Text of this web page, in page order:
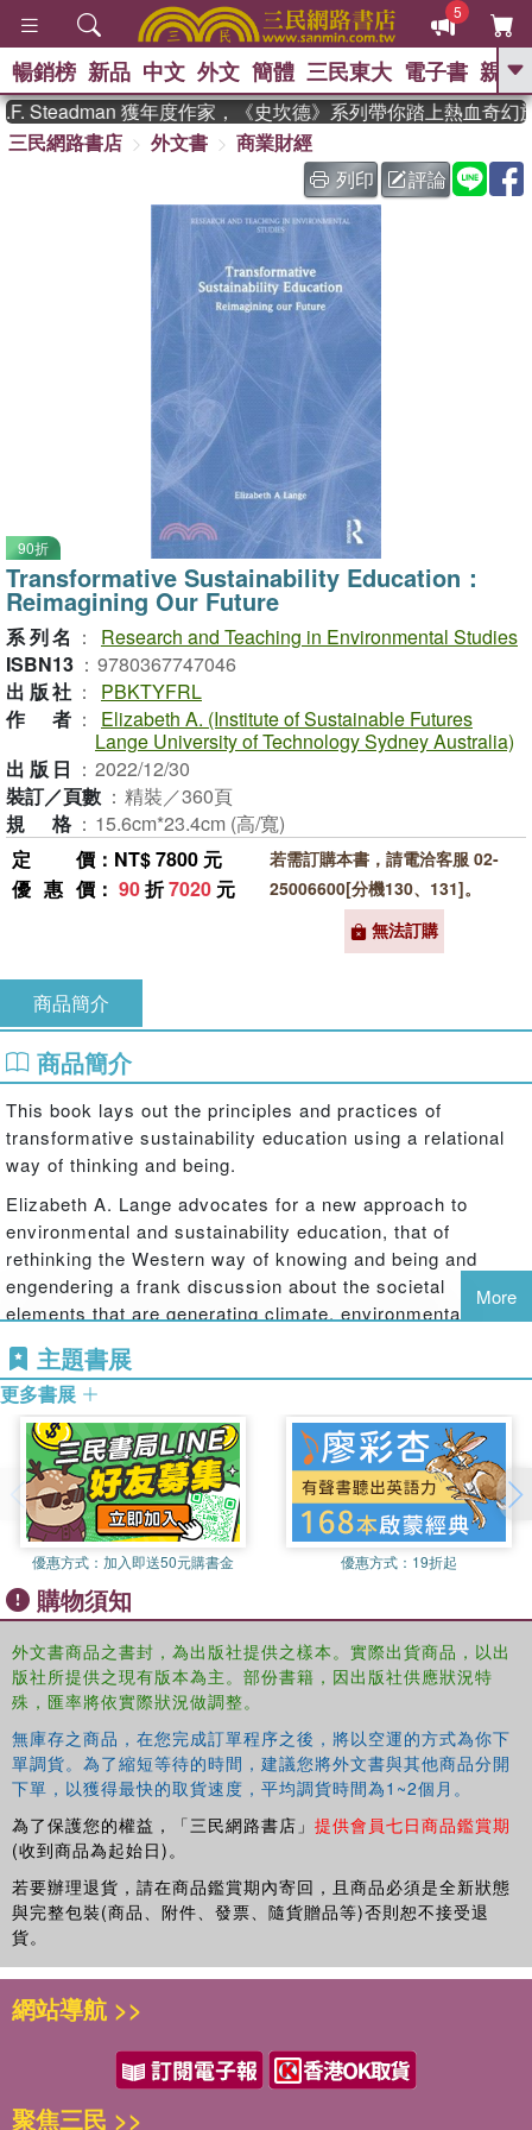
5
GO
熱搜： 東野圭吾
如果歷史是一群喵 、 國際布克獎 臺灣
、 方念華 、 台灣的李登輝時
代 、 數學女孩：黎曼猜想
迷走神經
暢銷榜 新品 中文 外文 簡體 三民東大 電子書 親子
Steadman 獲年度作家，《史坎德》系列帶你踏上熱血奇幻旅
三民網路書店
外文書
商業財經
列印
評論
90折
Transformative Sustainability Education：
Reimagining Our Future
系列名 ：
Research and Teaching in Environmental Studies
ISBN13 ： 9780367747046
出版社 ：
PBKTYFRL
作者 ：
Elizabeth A. (Institute of Sustainable Futures
Lange University of Technology Sydney Australia)
出版日 ： 2022/12/30
裝訂／頁數 ： 精裝／360頁
規格 ： 15.6cm*23.4cm (高/寬)
定價 ：NT$ 7800 元
優惠價 ： 90折7020 元
若需訂購本書，請電洽客服 02-
25006600[分機130、131]。
無法訂購
商品簡介
商品簡介
This book lays out the principles and practices of
transformative sustainability education using a relational
way of thinking and being.
Elizabeth A. Lange advocates for a new approach to
environmental and sustainability education, that of
rethinking the Western way of knowing and being and
engendering a frank discussion about the societal
elements that are generating climate, environmental,
of Indigenous and life-giving cultures, the book covers
educational theory, transformation stories of adult
learners, social and economic critique, and visions of
changemakers. Each chapter also has a strong
pedagogical element, with entry points for learners and
embodied practices and examples of taking action at
micro/meso/macro levels woven throughout. Overall, this
book enacts a relational approach to transformative
sustainability education that draws from post humanist
theory, process thought, relational ontology, decolonization
theory, Indigenous philosophy, and a spirituality that builds
a sense of sacred towards the living world.
Written in an imaginative, storytelling manner, this book
will be a great resource for formal and nonformal
environmental and sustainability educators.
More
主題書展
更多書展
優惠方式： 加入即送50元購書金 優惠方式： 19折起
購物須知
外文書商品之書封，為出版社提供之樣本。實際出貨商品，以出
版社所提供之現有版本為主。部份書籍，因出版社供應狀況特
殊，匯率將依實際狀況做調整。
無庫存之商品，在您完成訂單程序之後，將以空運的方式為你下
單調貨。為了縮短等待的時間，建議您將外文書與其他商品分開
下單，以獲得最快的取貨速度，平均調貨時間為1~2個月。
為了保護您的權益，「三民網路書店」 提供會員七日商品鑑賞期
(收到商品為起始日)。
若要辦理退貨，請在商品鑑賞期內寄回，且商品必須是全新狀態
與完整包裝(商品、附件、發票、隨貨贈品等)否則恕不接受退
貨。
網站導航 >>
聚焦三民 >>